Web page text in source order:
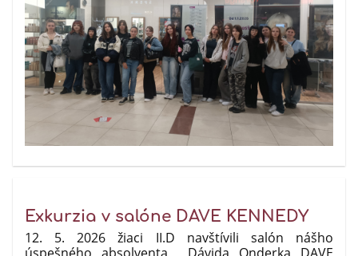
Exkurzia v salóne DAVE KENNEDY
12. 5. 2026 žiaci II.D navštívili salón nášho